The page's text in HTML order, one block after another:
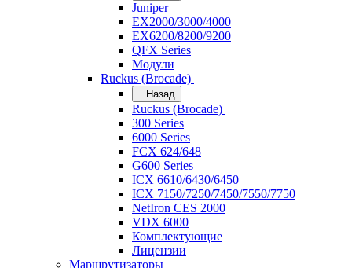
Juniper
EX2000/3000/4000
EX6200/8200/9200
QFX Series
Модули
Ruckus (Brocade)
Назад
Ruckus (Brocade)
300 Series
6000 Series
FCX 624/648
G600 Series
ICX 6610/6430/6450
ICX 7150/7250/7450/7550/7750
NetIron CES 2000
VDX 6000
Комплектующие
Лицензии
Маршрутизаторы